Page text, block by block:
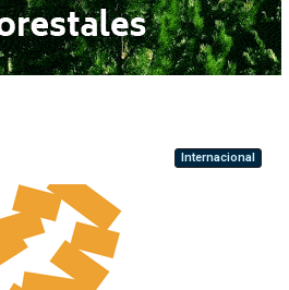
Internacional